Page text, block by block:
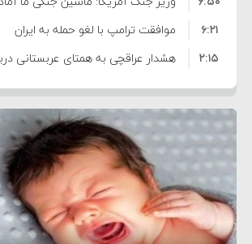
نظامی علیه ایران است
موافقت ترامپ با لغو حمله به ایران
۶:۲۱
هشدار عراقچی به همتای عربستانی
آمریکا
۲:۱۵
مقام ارشد امنیتی: برنامه گسترده‌ای
دیوانگی آمریکا داریم
۷:۱۰
ترامپ دستور حملات جدید علیه ایران
۵:۴۵
سپاه: دو نفتکش متخلف مورد اصابت
متوقف شدند
۱۲:۵۹
ترامپ مدعی توافق تاریخی برای خلع
حماس شد
۸:۵۷
اعتراض عراقچی به همتای
به آمریکا در حملات به ایران
۱۶:۱۹
کشورهایی که به متجاوزان کمک می
۱۰:۱۵